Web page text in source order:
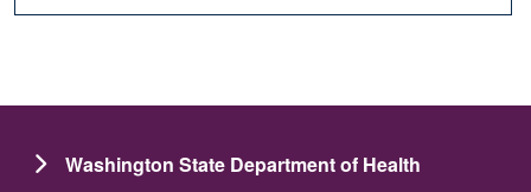
Washington State Department of Health